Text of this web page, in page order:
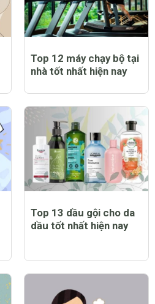
Top 12 máy chạy bộ tại
nhà tốt nhất hiện nay
Top 13 dầu gội cho da
dầu tốt nhất hiện nay